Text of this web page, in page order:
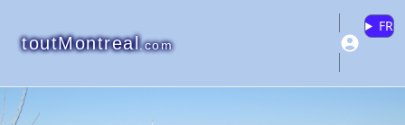
toutMontreal.com
FR